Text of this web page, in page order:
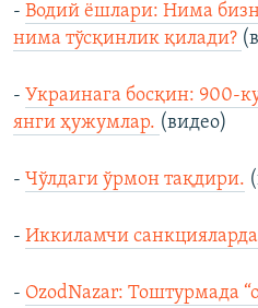
- Водий ёшлари: Нима
нима тўсқинлик қилади?
- Украинага босқин: 900-
янги ҳужумлар. (видео)
- Чўлдаги ўрмон тақдири.
- Иккиламчи
- OzodNazar: Тоштурмада